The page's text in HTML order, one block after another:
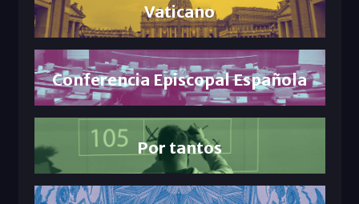
Vaticano
Conferencia Episcopal Española
Por tantos